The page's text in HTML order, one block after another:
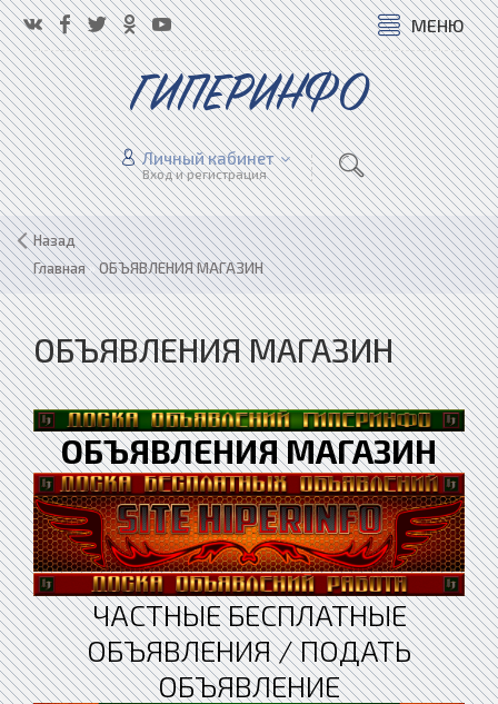
МЕНЮ
ГИПЕРИНФО
Личный кабинет
Вход и регистрация
Назад
Главная»ОБЪЯВЛЕНИЯ МАГАЗИН
ОБЪЯВЛЕНИЯ МАГАЗИН
ОБЪЯВЛЕНИЯ МАГАЗИН
ЧАСТНЫЕ БЕСПЛАТНЫЕ
ОБЪЯВЛЕНИЯ / ПОДАТЬ
ОБЪЯВЛЕНИЕ